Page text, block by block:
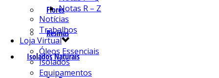
Flores
Resinas
Isolados Naturais
Notas R – Z
Notícias
Trabalhos
Loja Virtual
Óleos Essenciais
Isolados
Equipamentos